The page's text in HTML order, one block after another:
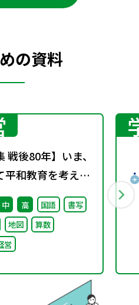
の資料
戦後80年】いま、
平和教育を考え
あの日」を語り継
小学校の子どもた
中 高 国語
書写
地図
算数
営